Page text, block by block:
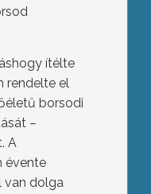
ítélte
rendelte el
borsodi
–
A
évente
van dolga